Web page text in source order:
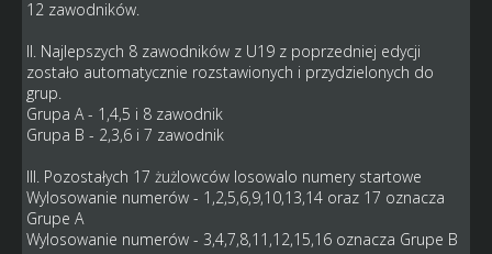
12 zawodników.
II. Najlepszych 8 zawodników z U19 z poprzedniej edycji
zostało automatycznie rozstawionych i przydzielonych do
grup.
Grupa A - 1,4,5 i 8 zawodnik
Grupa B - 2,3,6 i 7 zawodnik
III. Pozostałych 17 żużlowców losowalo numery startowe
Wylosowanie numerów - 1,2,5,6,9,10,13,14 oraz 17 oznacza
Grupe A
Wylosowanie numerów - 3,4,7,8,11,12,15,16 oznacza Grupe B